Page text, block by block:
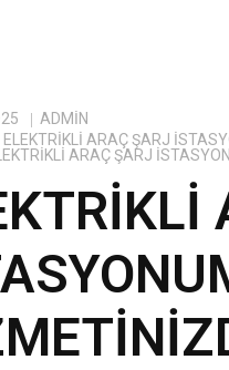
ADMIN
ARAÇ ŞARJ
ARAÇ ŞARJ